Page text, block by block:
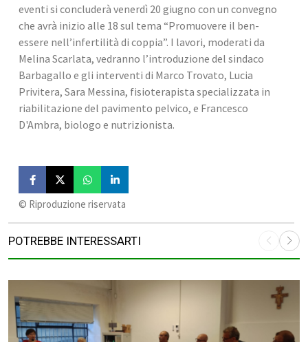
eventi si concluderà venerdì 20 giugno con un convegno
che avrà inizio alle 18 sul tema “Promuovere il ben-
essere nell’infertilità di coppia”. I lavori, moderati da
Melina Scarlata, vedranno l’introduzione del sindaco
Barbagallo e gli interventi di Marco Trovato, Lucia
Privitera, Sara Messina, fisioterapista specializzata in
riabilitazione del pavimento pelvico, e Francesco
D'Ambra, biologo e nutrizionista.
©️ Riproduzione riservata
POTREBBE INTERESSARTI